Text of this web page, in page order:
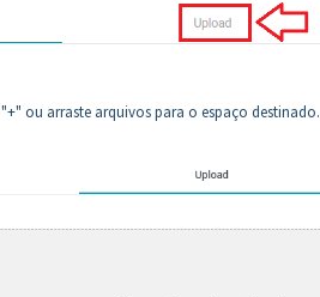
ou arraste arquivos para o espaço destinado.